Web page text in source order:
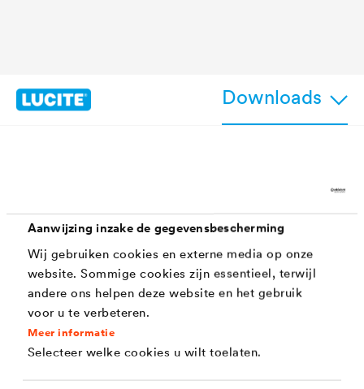
Aanwijzing inzake de gegevensbescherming
Wij gebruiken cookies en externe media op onze
website. Sommige cookies zijn essentieel, terwijl
andere ons helpen deze website en het gebruik
voor u te verbeteren.
Meer informatie
Selecteer welke cookies u wilt toelaten.
Downloads
Goede dekkracht
Oplosmiddelvrij
Zeer goede hechtende eigenschappen
Gemakkelijk te verwerken
Licht opvulling / ondergrond egaliserend